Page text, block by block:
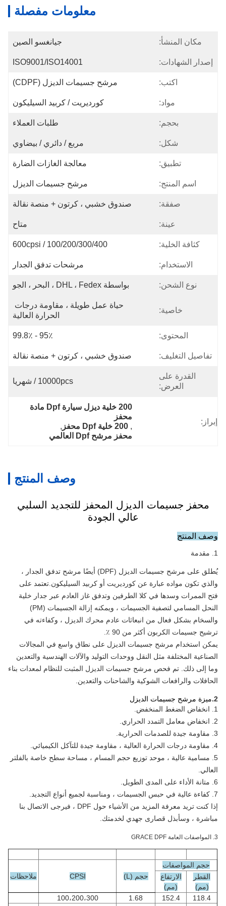
معلومات مفصلة
مكان المنشأ: جيانغسو الصين
إصدار الشهادات: ISO9001/ISO14001
اكتب: مرشح جسيمات الديزل (CDPF)
مواد: كورديريت / كربيد السيليكون
بحجم: طلبات العملاء
شكل: مربع / دائري / بيضاوي
تطبيق: معالجة الغازات الضارة
اسم المنتج: مرشح جسيمات الديزل
صفقة: صندوق خشبي ، كرتون + منصة نقالة
عينة: متاح
كثافة الخلية: 100/200/300/400 / 600cpsi
الاستخدام: مرشحات تدفق الجدار
نوع الشحن: بواسطة DHL ، Fedex ، البحر ، الجو
خاصية:
حياة عمل طويلة ، مقاومة درجات
الحرارة العالية
المحتوى: 95٪ - 99.8٪
تفاصيل التغليف: صندوق خشبي ، كرتون + منصة نقالة
القدرة على
العرض:
10000pcs / شهريا
إبراز:
200 خلية ديزل سيارة Dpf مادة
محفز
, 200 خلية Dpf محفز
,
محفز مرشح Dpf العالمي
وصف المنتج
محفز جسيمات الديزل المحفز للتجديد السلبي
عالي الجودة
وصف المنتج
يُطلق على مرشح جسيمات الديزل (DPF) أيضًا مرشح تدفق الجدار ،
والذي تكون مواده عبارة عن كورديريت أو كربيد السيليكون.تعتمد على
فتح الممرات وسدها في كلا الطرفين وتدفق غاز العادم عبر جدار خلية
النحل المسامي لتصفية الجسيمات ، ويمكنه إزالة الجسيمات (PM)
والسخام بشكل فعال من انبعاثات عادم محرك الديزل ، وكفاءته في
ترشيح جسيمات الكربون أكثر من 90 ٪.
يمكن استخدام مرشح جسيمات الديزل على نطاق واسع في المجالات
الصناعية المختلفة مثل النقل ووحدات التوليد والآلات الهندسية والتعدين
وما إلى ذلك. تم فحص مرشح جسيمات الديزل المثبت للنظام لمعدات بناء
الحافلات والرافعات الشوكية والشاحنات والتعدين.
2. ميزة مرشح جسيمات الديزل
4. مقاومة درجات الحرارة العالية ، مقاومة جيدة للتآكل الكيميائي.
5. مسامية عالية ، موحد توزيع حجم المسام ، مساحة سطح خاصة بالفلتر
العالي.
إذا كنت تريد معرفة المزيد من الأشياء حول DPF ، فيرجى الاتصال بنا
مباشرة ، وسأبذل قصارى جهدي لخدمتك.
حجم المواصفات
حجم (L)
CPSI ملاحظات
القطر
(مم)
الارتفاع
(مم)
118.4
152.4
1.68
100،200،300